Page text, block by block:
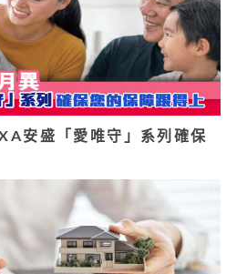
安盛「愛唯守」系列確保